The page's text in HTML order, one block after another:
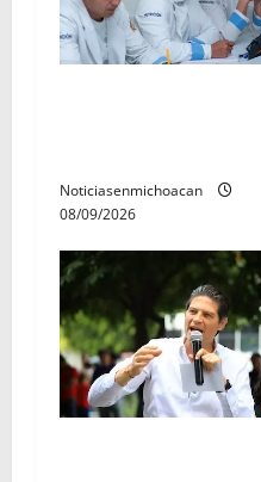
Noticiasenmichoacan
08/09/2026